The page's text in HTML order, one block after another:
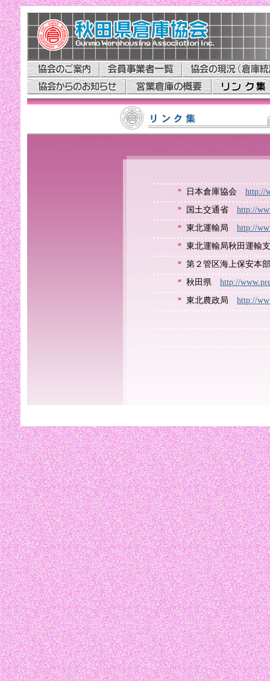
■ 日本倉庫協会 http://
■ 国土交通省 http://
■ 東北運輸局 http://
■ 東北運輸局秋田運
■ 第２管区海上保安
■ 秋田県 http://
■ 東北農政局 http://